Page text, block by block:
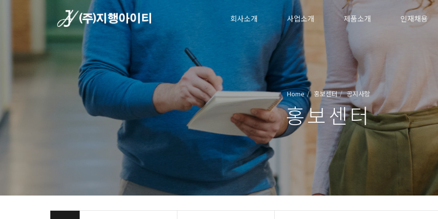
회사소개 사업소개 제품소개 인재채용
Home 홍보센터 공지사항
홍보센터